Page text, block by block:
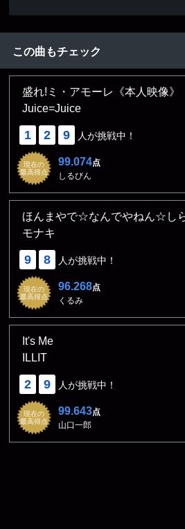
この曲もチェック
盛れ!ミ・アモーレ《本人映像》
Juice=Juice
1 2 9 人が挑戦中！
現在の
最高得点
99.074点
しるびん
ほんまやで☆なんでやねん☆し
モナキ
9 8 人が挑戦中！
現在の
最高得点
96.268点
くるみ
It's Me
ILLIT
2 9 人が挑戦中！
現在の
最高得点
99.643点
山口一郎